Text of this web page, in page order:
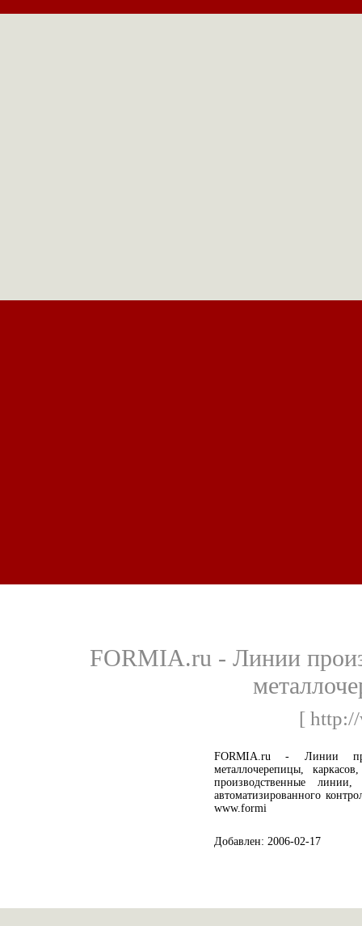
FORMIA.ru - Линии
[
FORMIA.ru - Линии
металлочерепицы,
производственные
автоматизированного
www.formi
Добавлен: 2006-02-17